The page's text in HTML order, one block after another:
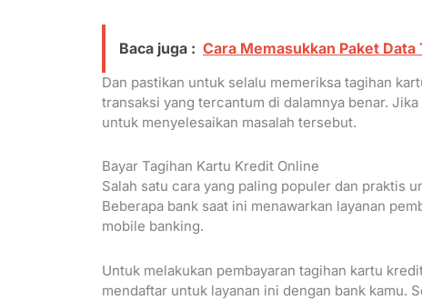
Baca juga : Cara Memasukkan Paket
Dan pastikan untuk selalu memeriksa tagihan
transaksi yang tercantum di dalamnya benar.
untuk menyelesaikan masalah tersebut.
Bayar Tagihan Kartu Kredit Online
Salah satu cara yang paling populer dan praktis
Beberapa bank saat ini menawarkan layanan
mobile banking.
Untuk melakukan pembayaran tagihan kartu
mendaftar untuk layanan ini dengan bank kamu.